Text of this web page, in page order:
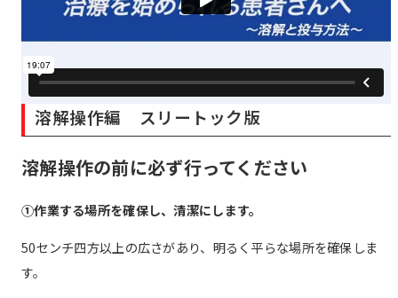
溶解操作編 スリートック版
溶解操作の前に必ず行ってください
①作業する場所を確保し、清潔にします。
50センチ四方以上の広さがあり、明るく平らな場所を確保しま
す。